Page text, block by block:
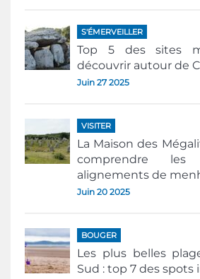
S'ÉMERVEILLER
Top 5 des sites
découvrir autour de
Juin 27 2025
VISITER
La Maison des
comprendre
alignements de
Juin 20 2025
BOUGER
Les plus belles
Sud : top 7 des